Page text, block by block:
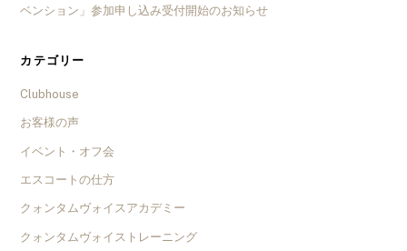
ベンション」参加申し込み受付開始のお知らせ
カテゴリー
Clubhouse
お客様の声
イベント・オフ会
エスコートの仕方
クォンタムヴォイスアカデミー
クォンタムヴォイストレーニング